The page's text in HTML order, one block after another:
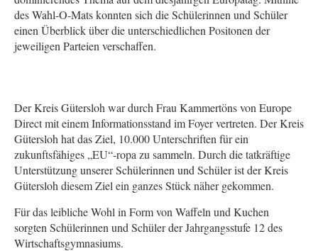
des Wahl-O-Mats konnten sich die Schülerinnen und Schüler
einen Überblick über die unterschiedlichen Positonen der
jeweiligen Parteien verschaffen.
Der Kreis Gütersloh war durch Frau Kammertöns von Europe
Direct mit einem Informationsstand im Foyer vertreten. Der Kreis
Gütersloh hat das Ziel, 10.000 Unterschriften für ein
zukunftsfähiges „EU“-ropa zu sammeln. Durch die tatkräftige
Unterstützung unserer Schülerinnen und Schüler ist der Kreis
Gütersloh diesem Ziel ein ganzes Stück näher gekommen.
Für das leibliche Wohl in Form von Waffeln und Kuchen
sorgten Schülerinnen und Schüler der Jahrgangsstufe 12 des
Wirtschaftsgymnasiums.